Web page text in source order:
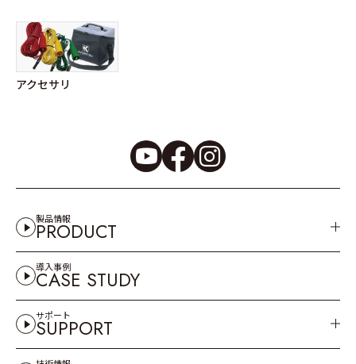
アクセサリ
製品情報
PRODUCT
導入事例
CASE STUDY
サポート
SUPPORT